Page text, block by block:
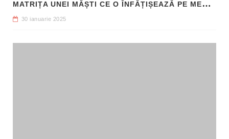
M
ATRIȚA UNEI MĂȘTI CE O ÎNFĂȚIȘEAZĂ PE MEDUSA, DESCOPERITĂ ÎN SICILIA
30 ianuarie 2025